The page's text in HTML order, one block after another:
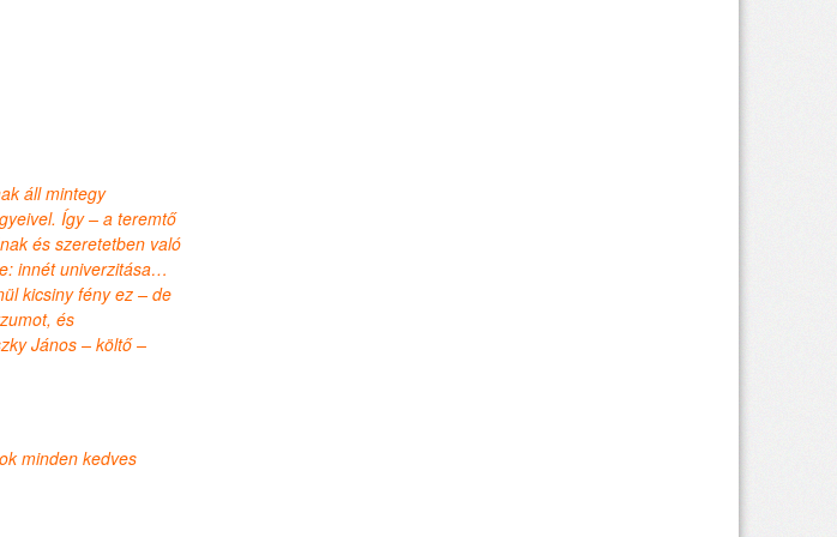
áll mintegy
Így – a teremtő
és szeretetben való
innét univerzitása…
kicsiny fény ez – de
és
János – költő –
minden kedves